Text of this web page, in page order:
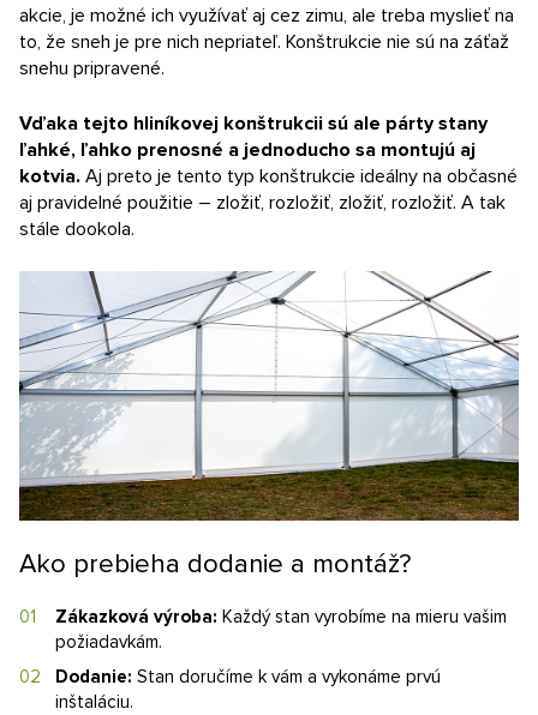
akcie, je možné ich využívať aj cez zimu, ale treba myslieť na
to, že sneh je pre nich nepriateľ. Konštrukcie nie sú na záťaž
snehu pripravené.
Vďaka tejto hliníkovej konštrukcii sú ale párty stany
ľahké, ľahko prenosné a jednoducho sa montujú aj
kotvia. Aj preto je tento typ konštrukcie ideálny na občasné
aj pravidelné použitie – zložiť, rozložiť, zložiť, rozložiť. A tak
stále dookola.
Ako prebieha dodanie a montáž?
Zákazková výroba: Každý stan vyrobíme na mieru vašim
požiadavkám.
Dodanie: Stan doručíme k vám a vykonáme prvú
inštaláciu.